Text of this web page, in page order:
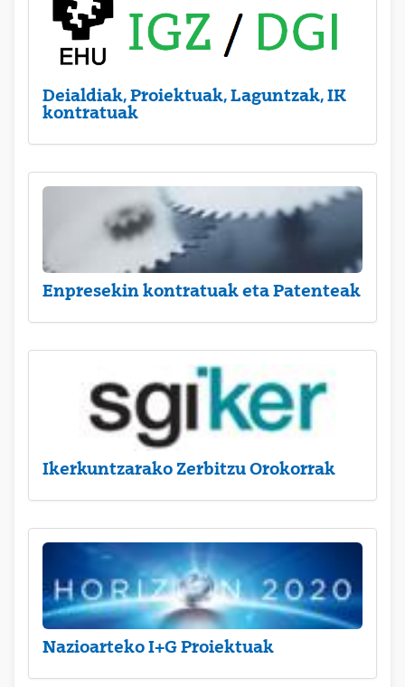
Deialdiak, Proiektuak, Laguntzak, IK
kontratuak
Enpresekin kontratuak eta Patenteak
Ikerkuntzarako Zerbitzu Orokorrak
Nazioarteko I+G Proiektuak